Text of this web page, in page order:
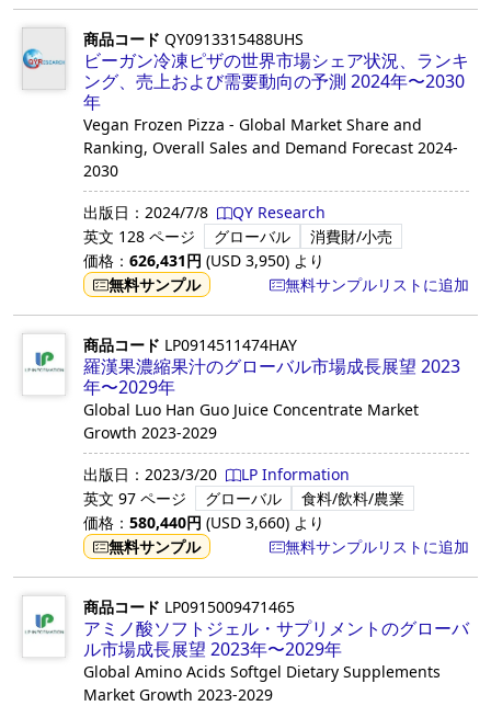
商品コード QY0913315488UHS
ビーガン冷凍ピザの世界市場シェア状況、ランキ
ング、売上および需要動向の予測 2024年〜2030
年
Vegan Frozen Pizza - Global Market Share and
Ranking, Overall Sales and Demand Forecast 2024-
2030
出版日： 2024/7/8
QY Research
英文 128 ページ グローバル
消費財/小売
価格： 626,431円 (USD 3,950) より
無料サンプル
無料サンプルリストに追加
商品コード LP0914511474HAY
羅漢果濃縮果汁のグローバル市場成長展望 2023
年〜2029年
Global Luo Han Guo Juice Concentrate Market
Growth 2023-2029
出版日： 2023/3/20
LP Information
英文 97 ページ グローバル
食料/飲料/農業
価格： 580,440円 (USD 3,660) より
無料サンプル
無料サンプルリストに追加
商品コード LP0915009471465
アミノ酸ソフトジェル・サプリメントのグローバ
ル市場成長展望 2023年〜2029年
Global Amino Acids Softgel Dietary Supplements
Market Growth 2023-2029